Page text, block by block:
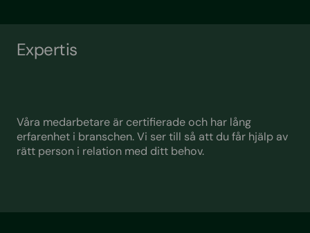
Expertis
Våra medarbetare är certifierade och har lång
erfarenhet i branschen. Vi ser till så att du får hjälp av
rätt person i relation med ditt behov.